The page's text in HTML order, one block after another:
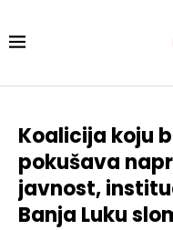
Koalicija koju
pokušava
javnost,
Banja Luku